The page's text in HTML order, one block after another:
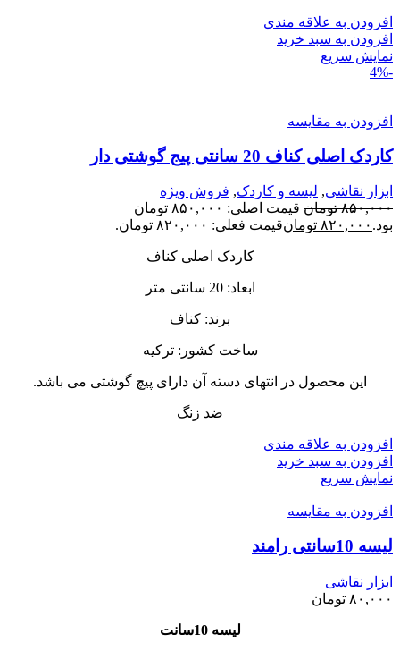
افزودن به علاقه مندی
افزودن به سبد خرید
نمایش سریع
-4%
افزودن به مقایسه
کاردک اصلی کناف 20 سانتی پیج گوشتی دار
ابزار نقاشی, لیسه و کاردک, فروش ویژه
۸۵۰,۰۰۰ تومان
قیمت اصلی: ۸۵۰,۰۰۰ تومان
بود. ۸۲۰,۰۰۰ تومانقیمت فعلی: ۸۲۰,۰۰۰ تومان.
کاردک اصلی کناف
ابعاد: 20 سانتی متر
برند: کناف
ساخت کشور: ترکیه
این محصول در انتهای دسته آن دارای پیچ گوشتی می باشد.
ضد زنگ
افزودن به علاقه مندی
افزودن به سبد خرید
نمایش سریع
افزودن به مقایسه
لیسه 10سانتی رامند
ابزار نقاشی
۸۰,۰۰۰ تومان
لیسه 10سانت